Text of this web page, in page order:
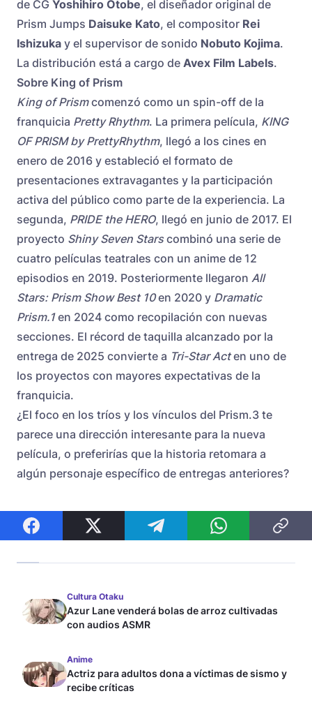
de CG Yoshihiro Otobe, el diseñador original de
Prism Jumps Daisuke Kato, el compositor Rei
Ishizuka y el supervisor de sonido Nobuto Kojima.
La distribución está a cargo de Avex Film Labels.
Sobre King of Prism
King of Prismcomenzó como un spin-off de la
franquicia Pretty Rhythm. La primera película, KING
OF PRISM by PrettyRhythm, llegó a los cines en
enero de 2016 y estableció el formato de
presentaciones extravagantes y la participación
activa del público como parte de la experiencia. La
segunda, PRIDE the HERO, llegó en junio de 2017. El
proyecto Shiny Seven Starscombinó una serie de
cuatro películas teatrales con un anime de 12
episodios en 2019. Posteriormente llegaron All
Stars: Prism Show Best 10en 2020 y Dramatic
Prism.1en 2024 como recopilación con nuevas
secciones. El récord de taquilla alcanzado por la
entrega de 2025 convierte a Tri-Star Acten uno de
los proyectos con mayores expectativas de la
franquicia.
¿El foco en los tríos y los vínculos del Prism.3 te
parece una dirección interesante para la nueva
película, o preferirías que la historia retomara a
algún personaje específico de entregas anteriores?
Cultura Otaku
Azur Lane venderá bolas de arroz cultivadas
con audios ASMR
Anime
Actriz para adultos dona a víctimas de sismo y
recibe críticas